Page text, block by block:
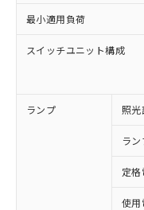
最小適用負荷
スイッチユニット構成
ランプ 照
ラ
定格
使用